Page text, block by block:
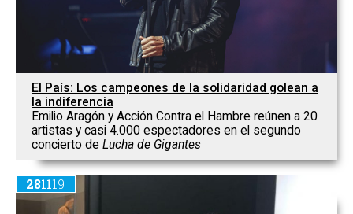
El País: Los campeones de la solidaridad golean a
la indiferencia
Emilio Aragón y Acción Contra el Hambre reúnen a 20
artistas y casi 4.000 espectadores en el segundo
concierto de Lucha de Gigantes
281119